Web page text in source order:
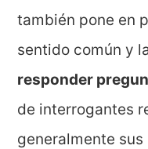
también pone en
sentido común y
responder
de interrogantes
generalmente